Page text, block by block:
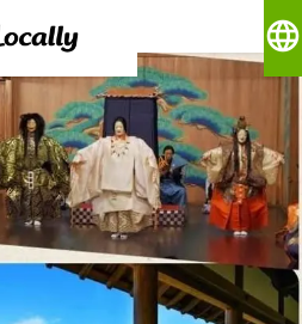
language